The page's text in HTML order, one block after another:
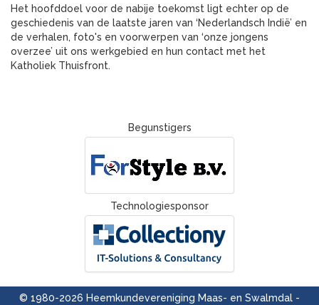
Het hoofddoel voor de nabije toekomst ligt echter op de
geschiedenis van de laatste jaren van ‘Nederlandsch Indië’ en
de verhalen, foto's en voorwerpen van ‘onze jongens
overzee’ uit ons werkgebied en hun contact met het
Katholiek Thuisfront.
Begunstigers
Technologiesponsor
© 1980-2026 Heemkundevereniging Maas- en Swalmdal -